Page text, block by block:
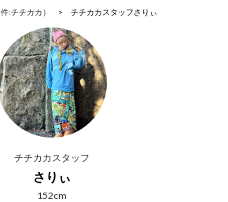
:チチカカ） チチカカスタッフさりぃ
チチカカスタッフ
さりぃ
152cm